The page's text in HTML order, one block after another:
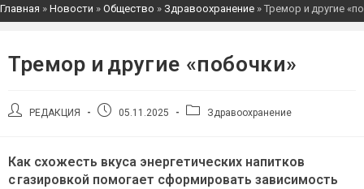
Главная » Новости » Общество » Здравоохранение » Тремор и другие
Тремор и другие «побочки»
АвторРЕДАКЦИЯ
Запись05.11.2025
РубрикаЗдравоохранение
Как схожесть вкуса энергетических напитков
с газировкой помогает сформировать зависимость